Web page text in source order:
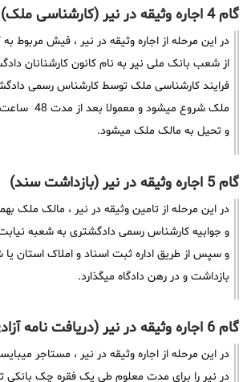
گام 4 اجاره وثیقه در نیر (کارشناسی ملک)
در این مرحله از اجاره وثیقه در نیر ، فیش مربوط
از شعب بانک ملی نیر به نام کانون کارشنانان
فرایند کارشناسی ملک توسط کارشناس رسمی
ملک شروع
و تحیل به مالک ملک میشود.
گام 5 اجاره وثیقه در نیر (بازداشت سند)
در این مرحله از تامین وثیقه در نیر ، مالک ملک
و جوابیه کارشناس رسمی دادگشتری به شعبه
و سپس از طریق اداره ثبت اسناد و املاک استان یا
بازداشت و در رهن دادگاه میگذارد.
گام 6 اجاره وثیقه در نیر (دریافت نامه آزادی)
در این مرحله از اجاره وثیقه در نیر ، مستاجر
در نیر را برای مدت معلوم طی یک فقره چک بانکی